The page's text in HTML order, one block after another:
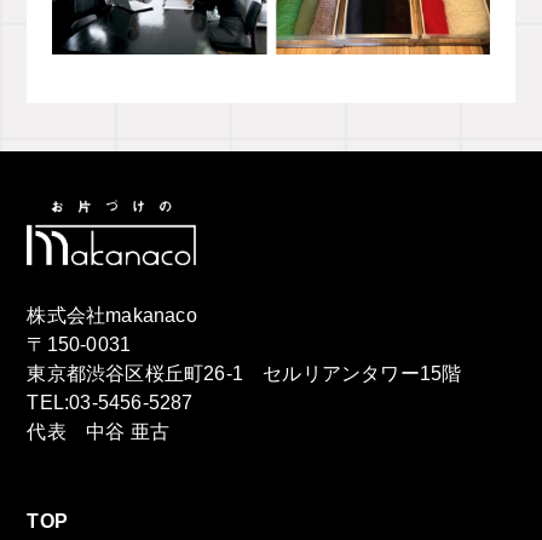
株式会社makanaco
〒150-0031
東京都渋谷区桜丘町26-1 セルリアンタワー15階
TEL:03-5456-5287
代表 中谷 亜古
TOP